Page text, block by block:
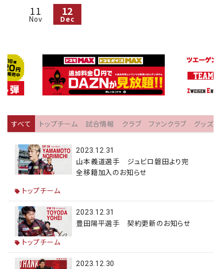
11
Nov
12
Dec
すべて トップチーム 試合情報 クラブ ファンクラブ グッズ
2023.12.31
山本義道選手 ジュビロ磐田より完
全移籍加入のお知らせ
トップチーム
2023.12.31
豊田陽平選手 契約更新のお知らせ
トップチーム
2023.12.30